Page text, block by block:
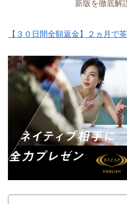
新版を徹底解
【３０日間全額返金】２ヵ月で